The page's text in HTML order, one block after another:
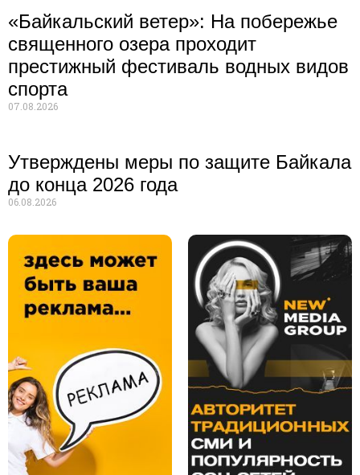
«Байкальский ветер»: На побережье
священного озера проходит
престижный фестиваль водных видов
спорта
07.08.2026
Утверждены меры по защите Байкала
до конца 2026 года
06.08.2026